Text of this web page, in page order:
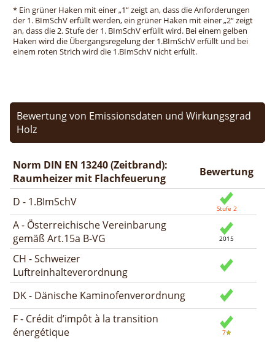
* Ein grüner Haken mit einer „1“ zeigt an, dass die Anforderungen
der 1. BImSchV erfüllt werden, ein grüner Haken mit einer „2“ zeigt
an, dass die 2. Stufe der 1. BImSchV erfüllt wird. Bei einem gelben
Haken wird die Übergangsregelung der 1.BImSchV erfüllt und bei
einem roten Strich wird die 1.BImSchV nicht erfüllt.
Bewertung von Emissionsdaten und Wirkungsgrad
Holz
Norm DIN EN 13240 (Zeitbrand):
Raumheizer mit Flachfeuerung
Bewertung
D - 1.BImSchV
A - Österreichische Vereinbarung
gemäß Art.15a B-VG
CH - Schweizer
Luftreinhalteverordnung
DK - Dänische Kaminofenverordnung
F - Crédit d’impôt à la transition
énergétique